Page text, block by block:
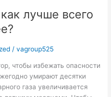
лучше всего
/vagroup525
чтобы избежать опасности
умирают десятки
газа увеличивается